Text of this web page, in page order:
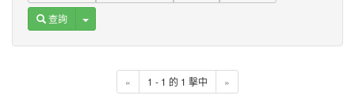
查詢 Toggle Dropdown
« 1 - 1 的 1 擊中 »